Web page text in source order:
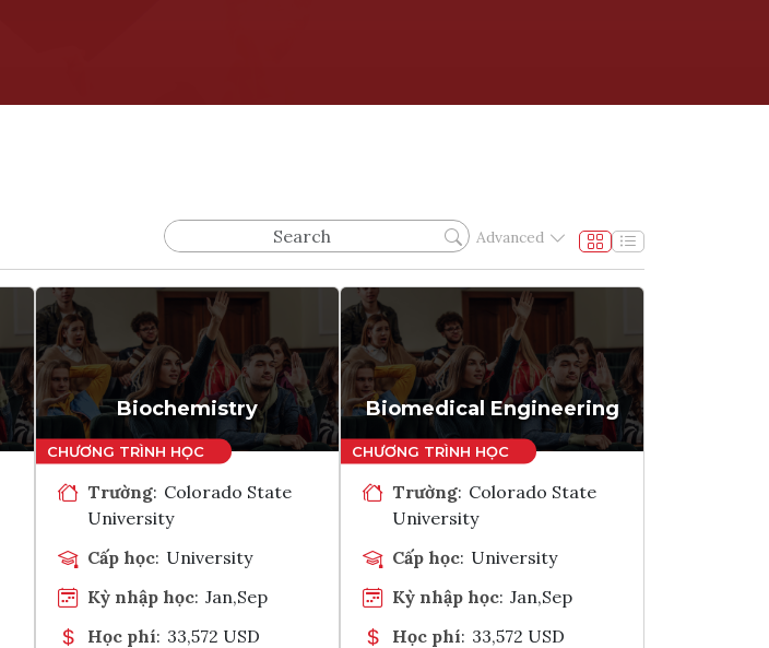
Advanced
Biochemistry
Trường: Colorado State
University
Cấp học: University
Kỳ nhập học: Jan,Sep
Học phí: 33,572 USD
Biomedical Engineering
Trường: Colorado State
University
Cấp học: University
Kỳ nhập học: Jan,Sep
Học phí: 33,572 USD